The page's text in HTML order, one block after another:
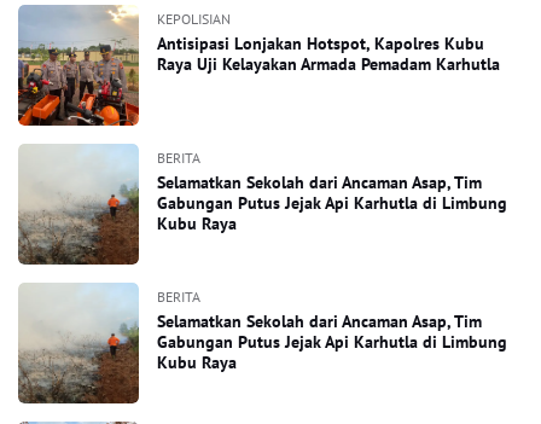
KEPOLISIAN
Antisipasi Lonjakan Hotspot, Kapolres Kubu
Raya Uji Kelayakan Armada Pemadam Karhutla
BERITA
Selamatkan Sekolah dari Ancaman Asap, Tim
Gabungan Putus Jejak Api Karhutla di Limbung
Kubu Raya
BERITA
Selamatkan Sekolah dari Ancaman Asap, Tim
Gabungan Putus Jejak Api Karhutla di Limbung
Kubu Raya